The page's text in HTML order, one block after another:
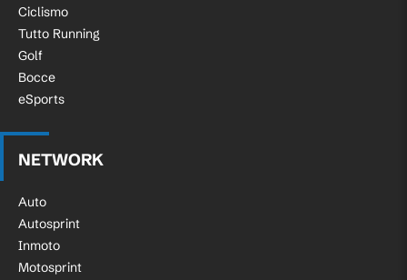
Ciclismo
Tutto Running
Golf
Bocce
eSports
NETWORK
Auto
Autosprint
Inmoto
Motosprint